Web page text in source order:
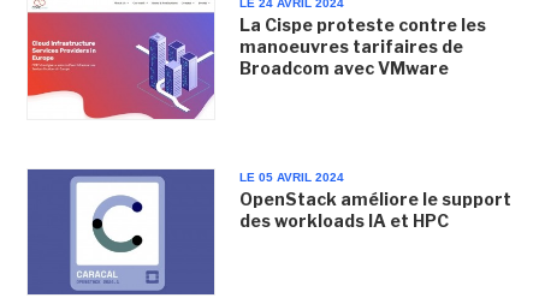
LE 24 AVRIL 2024
La Cispe proteste contre les
manoeuvres tarifaires de
Broadcom avec VMware
LE 05 AVRIL 2024
OpenStack améliore le support
des workloads IA et HPC